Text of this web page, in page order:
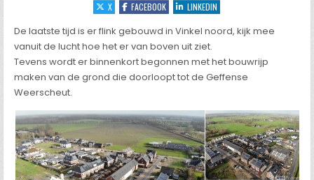
X
FACEBOOK LINKEDIN
De laatste tijd is er flink gebouwd in Vinkel noord, kijk mee
vanuit de lucht hoe het er van boven uit ziet.
Tevens wordt er binnenkort begonnen met het bouwrijp
maken van de grond die doorloopt tot de Geffense
Weerscheut.